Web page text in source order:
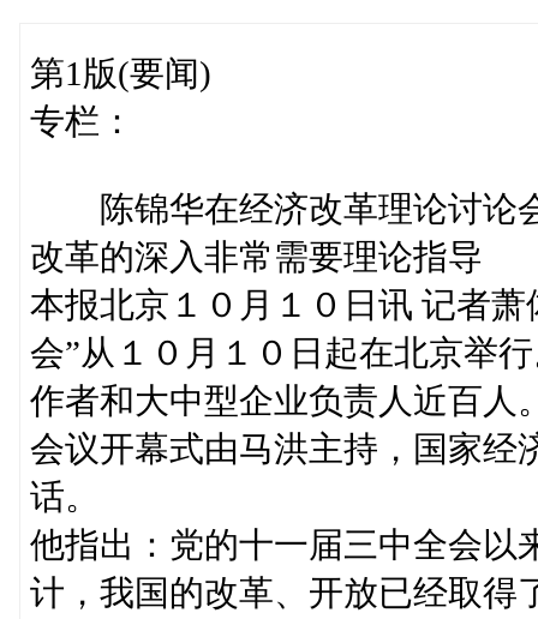
第1版(要闻)
专栏：
陈锦华在经济改革理论讨论
改革的深入非常需要理论指导
本报北京１０月１０日讯 记者
会”从１０月１０日起在北京举
作者和大中型企业负责人近百人
会议开幕式由马洪主持，国家经
话。
他指出：党的十一届三中全会以
计，我国的改革、开放已经取得